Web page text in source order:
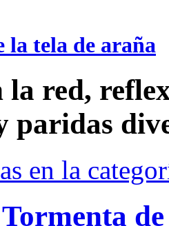
la tela de araña
red,
paridas
en la
de